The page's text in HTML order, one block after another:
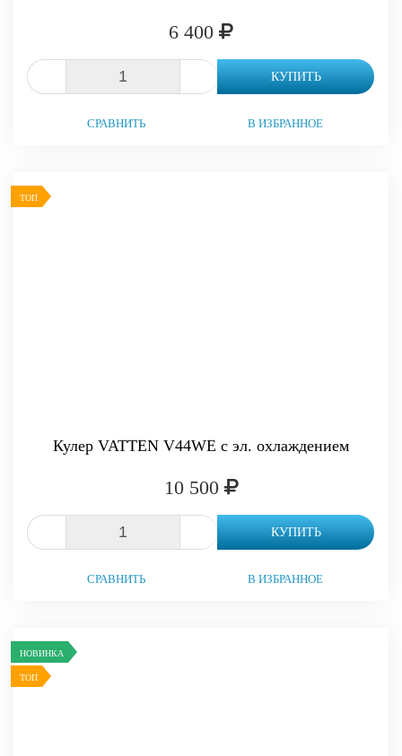
6 400
КУПИТЬ
СРАВНИТЬ В ИЗБРАННОЕ
ТОП
Кулер VATTEN V44WE с эл. охлаждением
10 500
КУПИТЬ
СРАВНИТЬ В ИЗБРАННОЕ
НОВИНКА
ТОП